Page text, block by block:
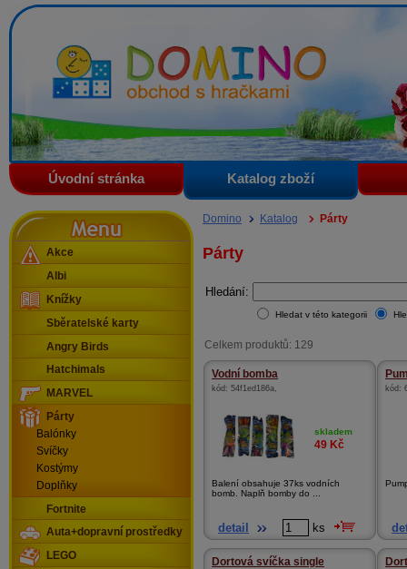
Domino - obchod s hračkami
Úvodní stránka Katalog zboží
Domino Katalog Párty
Párty
Hledání:
Hledat v této kategorii
Celkem produktů: 129
Vodní bomba
kód: 54f1ed186a,
skladem
49 Kč
Balení obsahuje 37ks vodních
bomb. Naplň bomby do ...
detail ks
kód:
Dortová svíčka single
Menu
Akce
Albi
Knížky
Sběratelské karty
Angry Birds
Hatchimals
MARVEL
Párty
Balónky
Svíčky
Kostýmy
Doplňky
Fortnite
Auta+dopravní prostředky
LEGO